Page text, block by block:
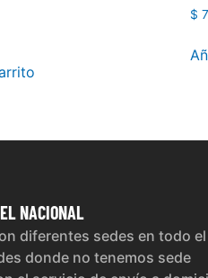
$
NACIONAL
diferentes sedes en todo el
donde no tenemos sede